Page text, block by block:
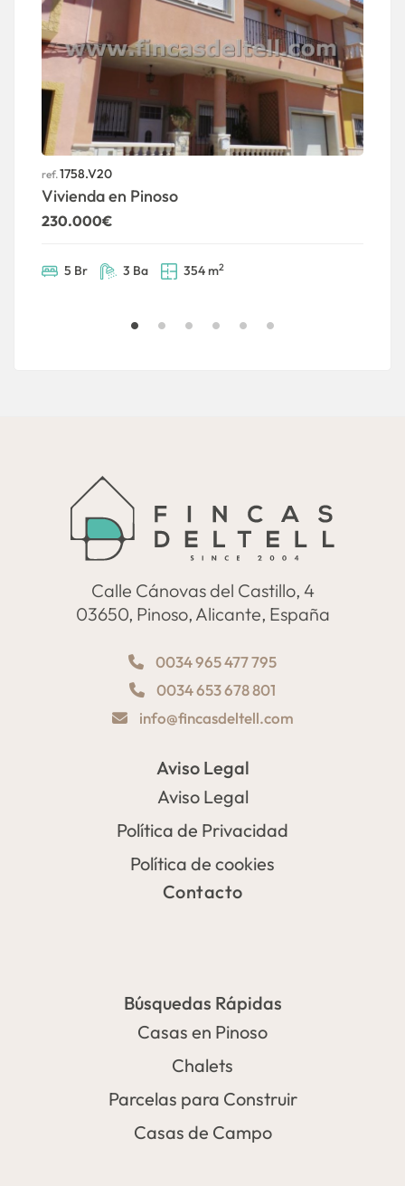
ref.1758.V20
Vivienda en Pinoso
230.000€
5 Br 3 Ba 354 m2
Calle Cánovas del Castillo, 4
03650, Pinoso, Alicante, España
0034 965 477 795
0034 653 678 801
info@fincasdeltell.com
Aviso Legal
Aviso Legal
Política de Privacidad
Política de cookies
Contacto
Búsquedas Rápidas
Casas en Pinoso
Chalets
Parcelas para Construir
Casas de Campo